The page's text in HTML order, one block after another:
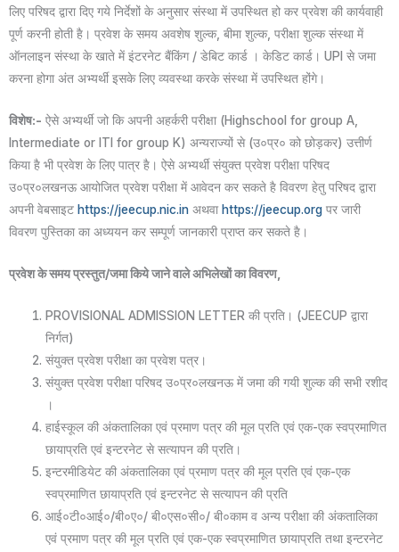
लिए परिषद द्वारा दिए गये निर्देशों के अनुसार संस्था में उपस्थित हो कर प्रवेश की कार्यवाही
पूर्ण करनी होती है। प्रवेश के समय अवशेष शुल्क, बीमा शुल्क, परीक्षा शुल्क संस्था में
ऑनलाइन संस्था के खाते में इंटरनेट बैंकिंग / डेबिट कार्ड । केडिट कार्ड। UPI से जमा
करना होगा अंत अभ्यर्थी इसके लिए व्यवस्था करके संस्था में उपस्थित होंगे।
विशेष:- ऐसे अभ्यर्थी जो कि अपनी अहर्करी परीक्षा (Highschool for group A,
Intermediate or ITI for group K) अन्यराज्यों से (उ०प्र० को छोड़कर) उत्तीर्ण
किया है भी प्रवेश के लिए पात्र है। ऐसे अभ्यर्थी संयुक्त प्रवेश परीक्षा परिषद
उ०प्र०लखनऊ आयोजित प्रवेश परीक्षा में आवेदन कर सकते है विवरण हेतु परिषद द्वारा
अपनी वेबसाइट https://jeecup.nic.in अथवा https://jeecup.org पर जारी
विवरण पुस्तिका का अध्ययन कर सम्पूर्ण जानकारी प्राप्त कर सकते है।
प्रवेश के समय प्रस्तुत/जमा किये जाने वाले अभिलेखों का विवरण,
PROVISIONAL ADMISSION LETTER की प्रति। (JEECUP द्वारा
निर्गत)
संयुक्त प्रवेश परीक्षा का प्रवेश पत्र।
संयुक्त प्रवेश परीक्षा परिषद उ०प्र०लखनऊ में जमा की गयी शुल्क की सभी रशीद
।
हाईस्कूल की अंकतालिका एवं प्रमाण पत्र की मूल प्रति एवं एक-एक स्वप्रमाणित
छायाप्रति एवं इन्टरनेट से सत्यापन की प्रति।
इन्टरमीडियेट की अंकतालिका एवं प्रमाण पत्र की मूल प्रति एवं एक-एक
स्वप्रमाणित छायाप्रति एवं इन्टरनेट से सत्यापन की प्रति
आई०टी०आई०/बी०ए०/ बी०एस०सी०/ बी०काम व अन्य परीक्षा की अंकतालिका
एवं प्रमाण पत्र की मूल प्रति एवं एक-एक स्वप्रमाणित छायाप्रति तथा इन्टरनेट